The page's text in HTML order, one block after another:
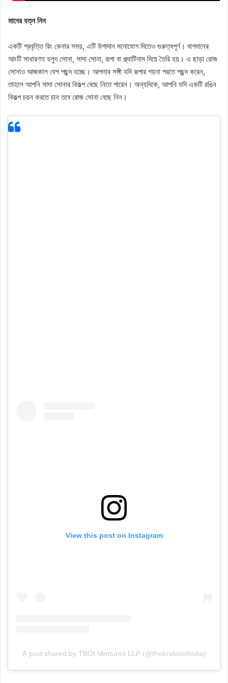
মানের যত্ন নিন
একটি প্রবৃত্তি রিং কেনার সময়, এটি উপাদান মনোযোগ দিতেও গুরুত্বপূর্ণ। বাগদানের
আংটি সাধারণত হলুদ সোনা, সাদা সোনা, রূপা বা প্ল্যাটিনাম দিয়ে তৈরি হয়। এ ছাড়া রোজ
সোনাও আজকাল বেশ পছন্দ হচ্ছে। আপনার সঙ্গী যদি রূপার গয়না পরতে পছন্দ করেন,
তাহলে আপনি সাদা সোনার বিকল্প বেছে নিতে পারেন। অন্যদিকে, আপনি যদি একটি রঙিন
বিকল্প চয়ন করতে চান তবে রোজ সোনা বেছে নিন।
View this post on Instagram
A post shared by TBOI Ventures LLP (@thebridesofindia)